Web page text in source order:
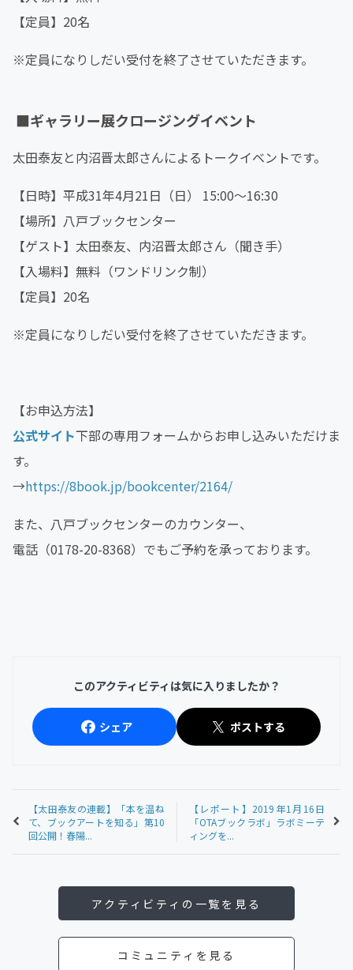
【定員】20名
※定員になりしだい受付を終了させていただきます。
■ギャラリー展クロージングイベント
太田泰友と内沼晋太郎さんによるトークイベントです。
【日時】平成31年4月21日（日） 15:00～16:30
【場所】八戸ブックセンター
【ゲスト】太田泰友、内沼晋太郎さん（聞き手）
【入場料】無料（ワンドリンク制）
【定員】20名
※定員になりしだい受付を終了させていただきます。
【お申込方法】
公式サイト下部の専用フォームからお申し込みいただけま
す。
→https://8book.jp/bookcenter/2164/
また、八戸ブックセンターのカウンター、
電話（0178-20-8368）でもご予約を承っております。
このアクティビティは気に入りましたか？
シェア ポストする
【太田泰友の連載】「本を温ね
て、ブックアートを知る」第10
回公開！春陽...
【レポート】2019年1月16日
「OTAブックラボ」ラボミーテ
ィングを...
アクティビティの一覧を見る
コミュニティを見る